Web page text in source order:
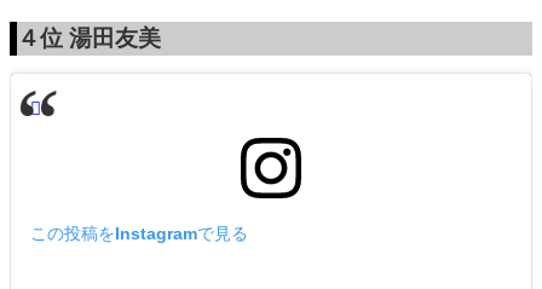
４位 湯田友美
この投稿をInstagramで見る